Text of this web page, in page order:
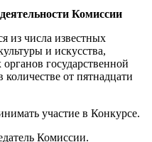
Комиссии
из числа известных
и искусства,
государственной
от пятнадцати
участие в Конкурсе.
Комиссии.